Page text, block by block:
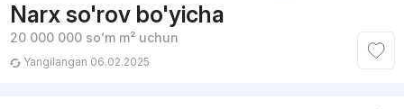
Narx so'rov bo'yicha
20 000 000 soʻmm² uchun
Yangilangan 06.02.2025